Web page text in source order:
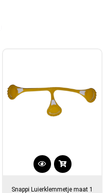
Dit
Snappi Luierklemmetje maat 1